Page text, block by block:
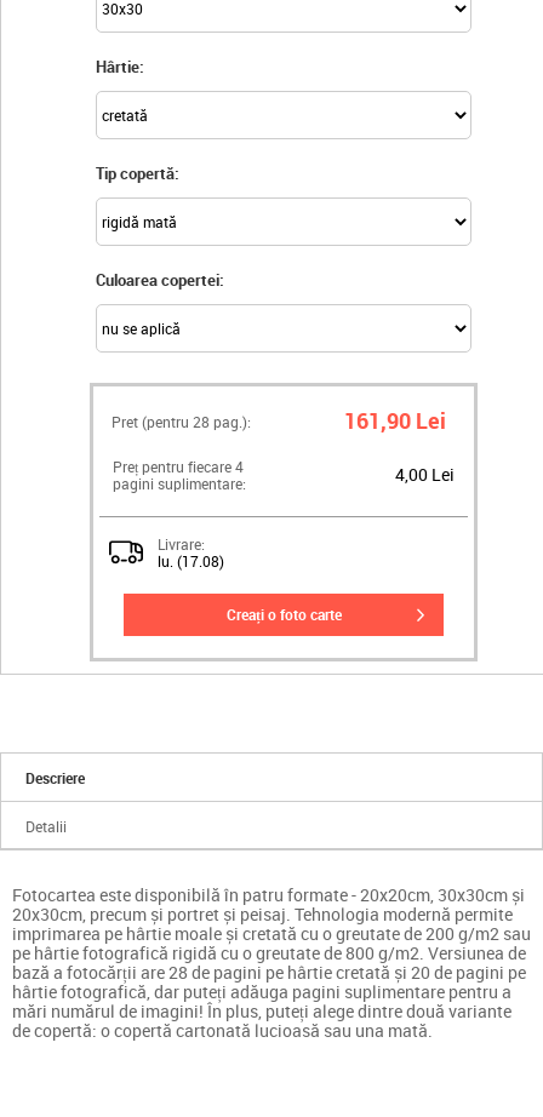
Hârtie:
Tip copertă:
Culoarea copertei:
Pret (pentru 28 pag.): 161,90 Lei
Preț pentru fiecare 4
pagini suplimentare:
4,00 Lei
Livrare:
lu. (17.08)
creați o foto carte
Descriere
Detalii
Fotocartea este disponibilă în patru formate - 20x20cm, 30x30cm și
20x30cm, precum și portret și peisaj. Tehnologia modernă permite
imprimarea pe hârtie moale și cretată cu o greutate de 200 g/m2 sau
pe hârtie fotografică rigidă cu o greutate de 800 g/m2. Versiunea de
bază a fotocărții are 28 de pagini pe hârtie cretată și 20 de pagini pe
hârtie fotografică, dar puteți adăuga pagini suplimentare pentru a
mări numărul de imagini! În plus, puteți alege dintre două variante
de copertă: o copertă cartonată lucioasă sau una mată.